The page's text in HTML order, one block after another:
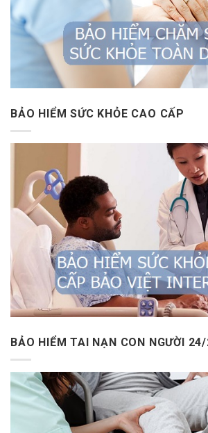
BẢO HIỂM SỨC KHỎE CAO CẤP
BẢO HIỂM TAI NẠN CON NGƯỜI